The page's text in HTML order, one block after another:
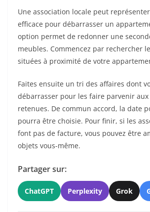
Une association locale peut
efficace pour débarrasser un
option permet de redonner une
meubles. Commencez par rechercher
situées à proximité de votre
Faites ensuite un tri des affaires dont
débarrasser pour les faire parvenir aux
retenues. De commun accord, la date
pourra être choisie. Pour finir, si les
font pas de facture, vous pouvez être
objets vous-même.
Partager sur:
ChatGPT Perplexity Grok